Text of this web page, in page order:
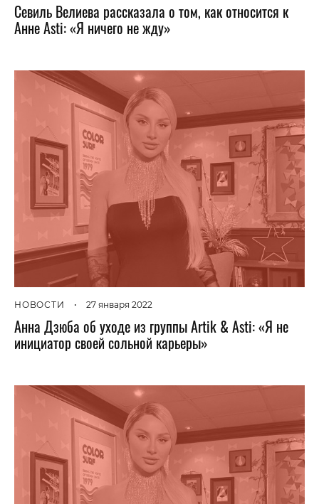
Севиль Велиева рассказала о том, как относится к
Анне Asti: «Я ничего не жду»
НОВОСТИ • 27 января 2022
Анна Дзюба об уходе из группы Artik & Asti: «Я не
инициатор своей сольной карьеры»